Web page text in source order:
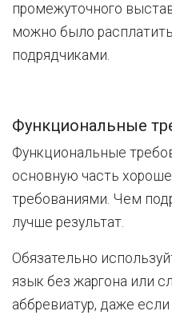
промежуточного
можно было
подрядчиками.
Функциональные
Функциональные
основную часть
требованиями. Чем
лучше результат.
Обязательно
язык без жаргона или
аббревиатур, даже